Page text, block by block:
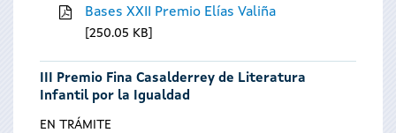
Bases XXII Premio Elías Valiña
250.05 KB
III Premio Fina Casalderrey de Literatura
Infantil por la Igualdad
EN TRÁMITE